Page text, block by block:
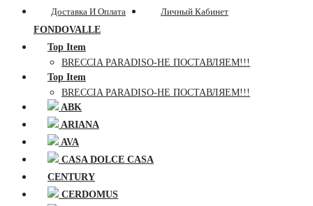
Доставка И Оплата
Личный Кабинет
FONDOVALLE
Top Item
BRECCIA PARADISO-НЕ ПОСТАВЛЯЕМ!!!
Top Item
BRECCIA PARADISO-НЕ ПОСТАВЛЯЕМ!!!
ABK
ARIANA
AVA
CASA DOLCE CASA
CENTURY
CERDOMUS